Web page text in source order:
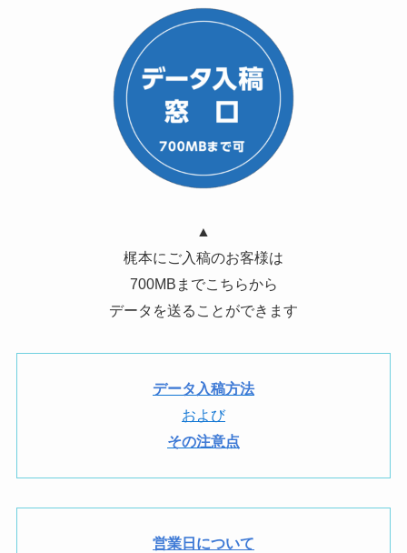
▲
梶本にご入稿のお客様は
700MBまでこちらから
データを送ることができます
データ入稿方法
および
その注意点
営業日について